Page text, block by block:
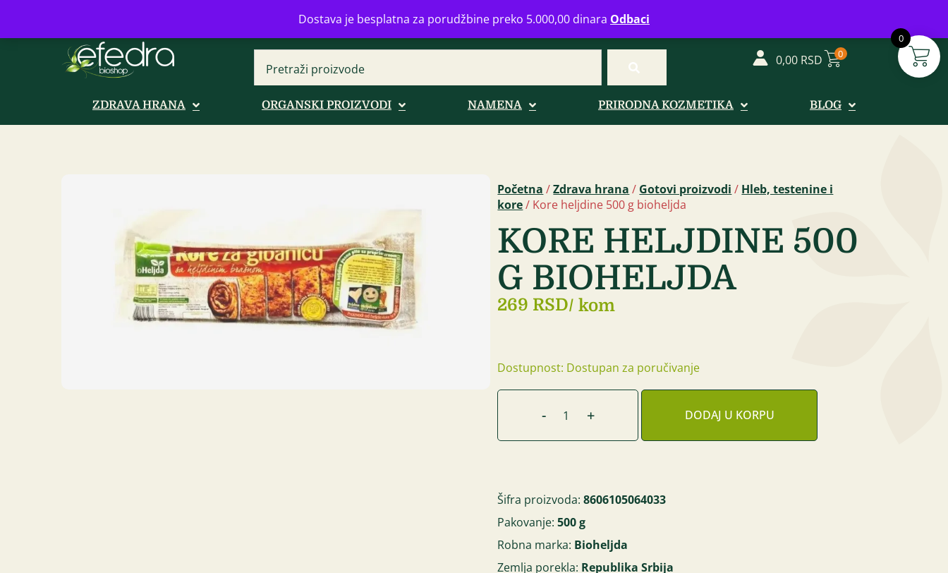
Dostava je besplatna za porudžbine preko 5.000,00 dinara Odbaci
0
Bulevar Mihajla Pupina 16b, Novi Beograd info@zdravahranaonline.rs+381 (0)11 770 39 61Radno vreme: Ponedeljak - Petak od 08-20h
0,00 RSD 0
ZDRAVA HRANA ORGANSKI PROIZVODI NAMENA PRIRODNA KOZMETIKA BLOG
Početna /Zdrava hrana / Gotovi proizvodi / Hleb, testenine i
kore/ Kore heljdine 500 g bioheljda
KORE HELJDINE 500
G BIOHELJDA
269 RSD/ kom
Dostupnost: Dostupan za poručivanje
- + DODAJ U KORPU
Šifra proizvoda:8606105064033
Pakovanje:500 g
Robna marka: Bioheljda
Zemlja porekla: Republika Srbija